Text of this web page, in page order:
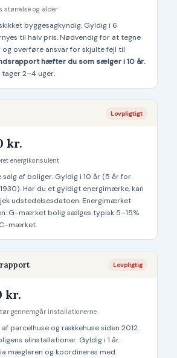
størrelse og alder
byggesagkyndig. Gyldig i 6
til halv pris. Nødvendig for at tegne
overføre ansvar for skjulte fejl til
hæfter du som sælger i 10 år.
2–4 uger.
Lovpligtigt
kr.
energikonsulent
af boliger. Gyldig i 10 år (5 år for
Har du et gyldigt energimærke, kan
udstedelsesdatoen. Energimærket
G-mærket bolig sælges typisk 5–15%
mærket.
Lovpligtig
kr.
gennemgår installationerne
parcelhuse og rækkehuse siden 2012.
elinstallationer. Gyldig i 1 år.
mægleren og koordineres med